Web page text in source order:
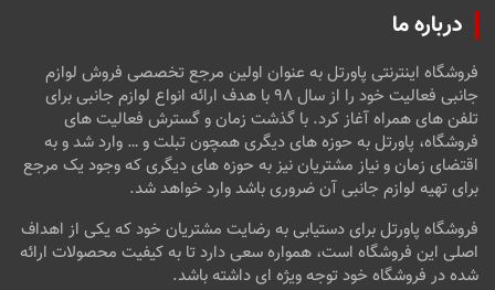
درباره ما
فروشگاه اینترنتی پاورتل به عنوان اولین مرجع تخصصی فروش لوازم
جانبی فعالیت خود را از سال ۹۸ با هدف ارائه انواع لوازم جانبی برای
تلفن های همراه آغاز کرد. با گذشت زمان و گسترش فعالیت های
فروشگاه، پاورتل به حوزه های دیگری همچون تبلت و … وارد شد و به
اقتضای زمان و نیاز مشتریان نیز به حوزه های دیگری که وجود یک مرجع
برای تهیه لوازم جانبی آن ضروری باشد وارد خواهد شد.
فروشگاه پاورتل برای دستیابی به رضایت مشتریان خود که یکی از اهداف
اصلی این فروشگاه است، همواره سعی دارد تا به کیفیت محصولات ارائه
شده در فروشگاه خود توجه ویژه ای داشته باشد.